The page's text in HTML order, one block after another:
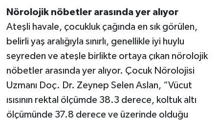
Nörolojik nöbetler arasında yer alıyor
Ateşli havale, çocukluk çağında en sık görülen,
belirli yaş aralığıyla sınırlı, genellikle iyi huylu
seyreden ve ateşle birlikte ortaya çıkan nörolojik
nöbetler arasında yer alıyor. Çocuk Nörolojisi
Uzmanı Doç. Dr. Zeynep Selen Aslan, “Vücut
ısısının rektal ölçümde 38.3 derece, koltuk altı
ölçümünde 37.8 derece ve üzerinde olduğu